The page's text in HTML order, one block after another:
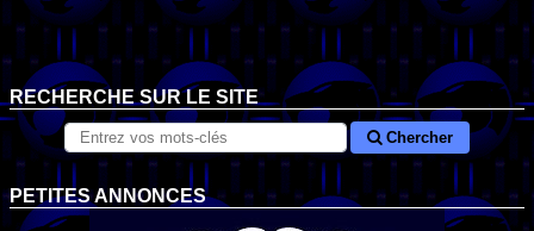
RECHERCHE SUR LE SITE
Chercher
PETITES ANNONCES